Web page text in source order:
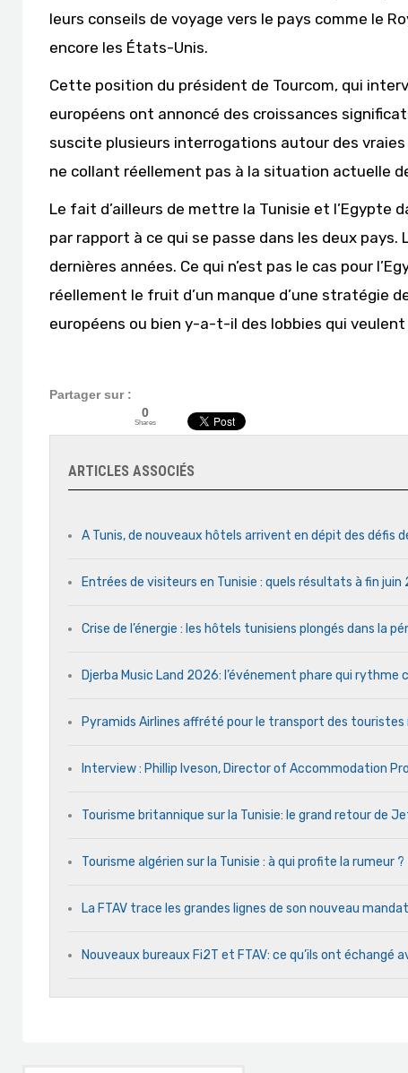
leurs conseils de voyage vers le pays comme le
encore les États-Unis.
Cette position du président de Tourcom, qui
européens ont annoncé des croissances
suscite plusieurs interrogations autour des
ne collant réellement pas à la situation actuelle
Le fait d’ailleurs de mettre la Tunisie et l’Egypte
par rapport à ce qui se passe dans les deux
dernières années. Ce qui n’est pas le cas pour
réellement le fruit d’un manque d’une stratégie
européens ou bien y-a-t-il des lobbies qui
Partager sur :
0
Shares
ARTICLES ASSOCIÉS
A Tunis, de nouveaux hôtels arrivent en dépit des défis
Entrées de visiteurs en Tunisie : quels résultats à fin juin
Crise de l’énergie : les hôtels tunisiens plongés dans la
Djerba Music Land 2026: l’événement phare qui rythme
Pyramids Airlines affrété pour le transport des touristes
Interview : Phillip Iveson, Director of Accommodation
Tourisme britannique sur la Tunisie: le grand retour de
Tourisme algérien sur la Tunisie : à qui profite la rumeur ?
La FTAV trace les grandes lignes de son nouveau
Nouveaux bureaux Fi2T et FTAV: ce qu’ils ont échangé